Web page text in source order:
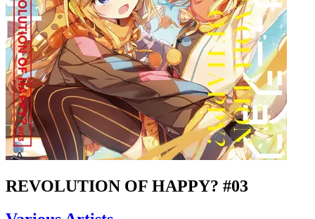
REVOLUTION OF HAPPY? #03